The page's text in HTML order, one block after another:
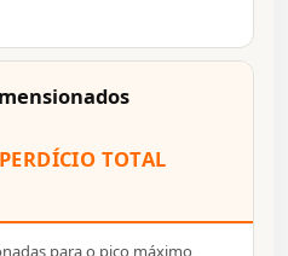
TOTAL
para o pico máximo